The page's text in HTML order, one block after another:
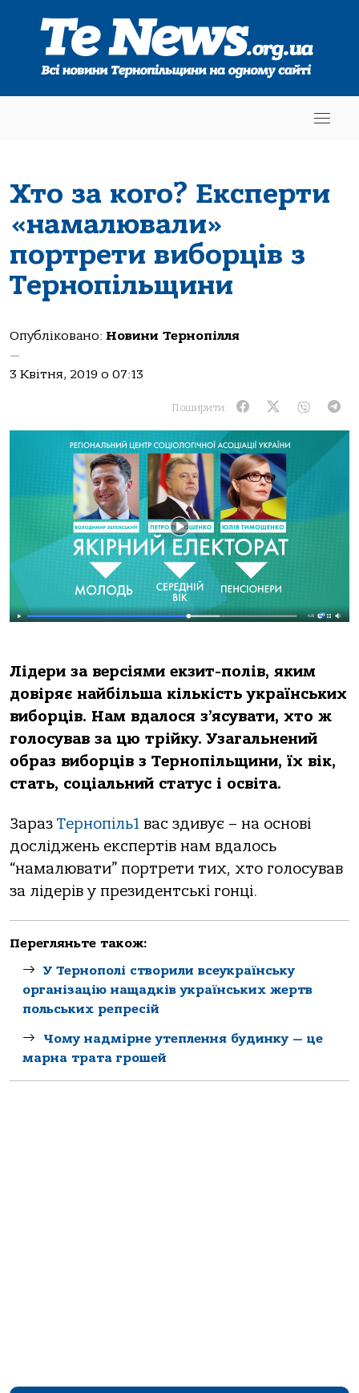
Хто за кого? Експерти
«намалювали»
портрети виборців з
Тернопільщини
Опубліковано: Новини Тернопілля
—
3 Квітня, 2019 о 07:13
Поширити:
Лідери за версіями екзит-полів, яким
довіряє найбільша кількість українських
виборців. Нам вдалося з’ясувати, хто ж
голосував за цю трійку. Узагальнений
образ виборців з Тернопільщини, їх вік,
стать, соціальний статус і освіта.
Зараз Тернопіль1 вас здивує – на основі
досліджень експертів нам вдалось
“намалювати” портрети тих, хто голосував
за лідерів у президентські гонці.
Перегляньте також:
У Тернополі створили всеукраїнську
організацію нащадків українських жертв
польських репресій
Чому надмірне утеплення будинку — це
марна трата грошей